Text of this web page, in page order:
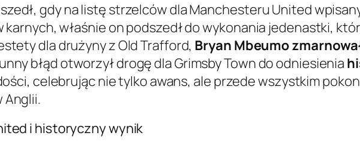
gdy na listę strzelców dla Manchesteru United
właśnie on podszedł do wykonania jedenastki,
dla drużyny z Old Trafford, Bryan Mbeumo
błąd otworzył drogę dla Grimsby Town do odniesienia
celebrując nie tylko awans, ale przede wszystkim
Anglii.
i historyczny wynik